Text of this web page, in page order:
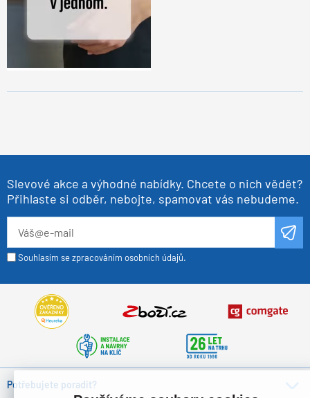
Slevové akce a výhodné nabídky. Chcete o nich vědět?
Přihlaste si odběr, nebojte, spamovat vás nebudeme.
Souhlasím se zpracováním osobních údajů.
Potřebujete poradit?